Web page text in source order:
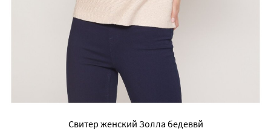
Свитер женский Золла бедеввй